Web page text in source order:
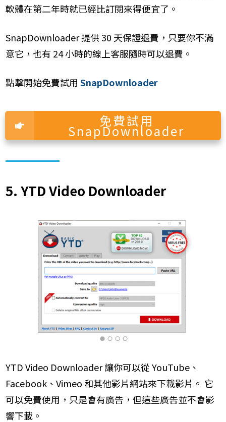
軟體在第二年時就已經比訂閱來得便宜了。
SnapDownloader 提供 30 天保證退費，只要你不滿
意它，也有 24 小時的線上客服隨時可以退費。
點擊開始免費試用 SnapDownloader
免費試用
SnapDownloader
5. YTD Video Downloader
YTD Video Downloader 讓你可以從 YouTube、
Facebook、Vimeo 和其他影片網站來下載影片。 它
可以免費使用，只是會有廣告，但這些廣告並不會影
響下載。